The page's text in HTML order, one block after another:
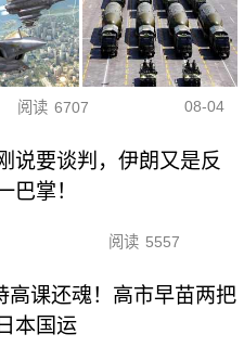
阅读 6707 08-04
说要谈判，伊朗又是反
巴掌！
阅读 5557
高课还魂！高市早苗两把
本国运